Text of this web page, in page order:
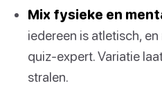
Mix fysieke en
iedereen is atletisch,
quiz-expert. Variatie
stralen.